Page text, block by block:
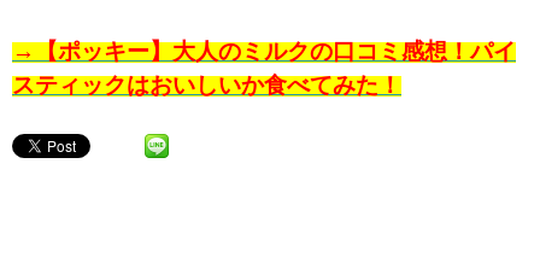
→【ポッキー】大人のミルクの口コミ感想！パイ
スティックはおいしいか食べてみた！